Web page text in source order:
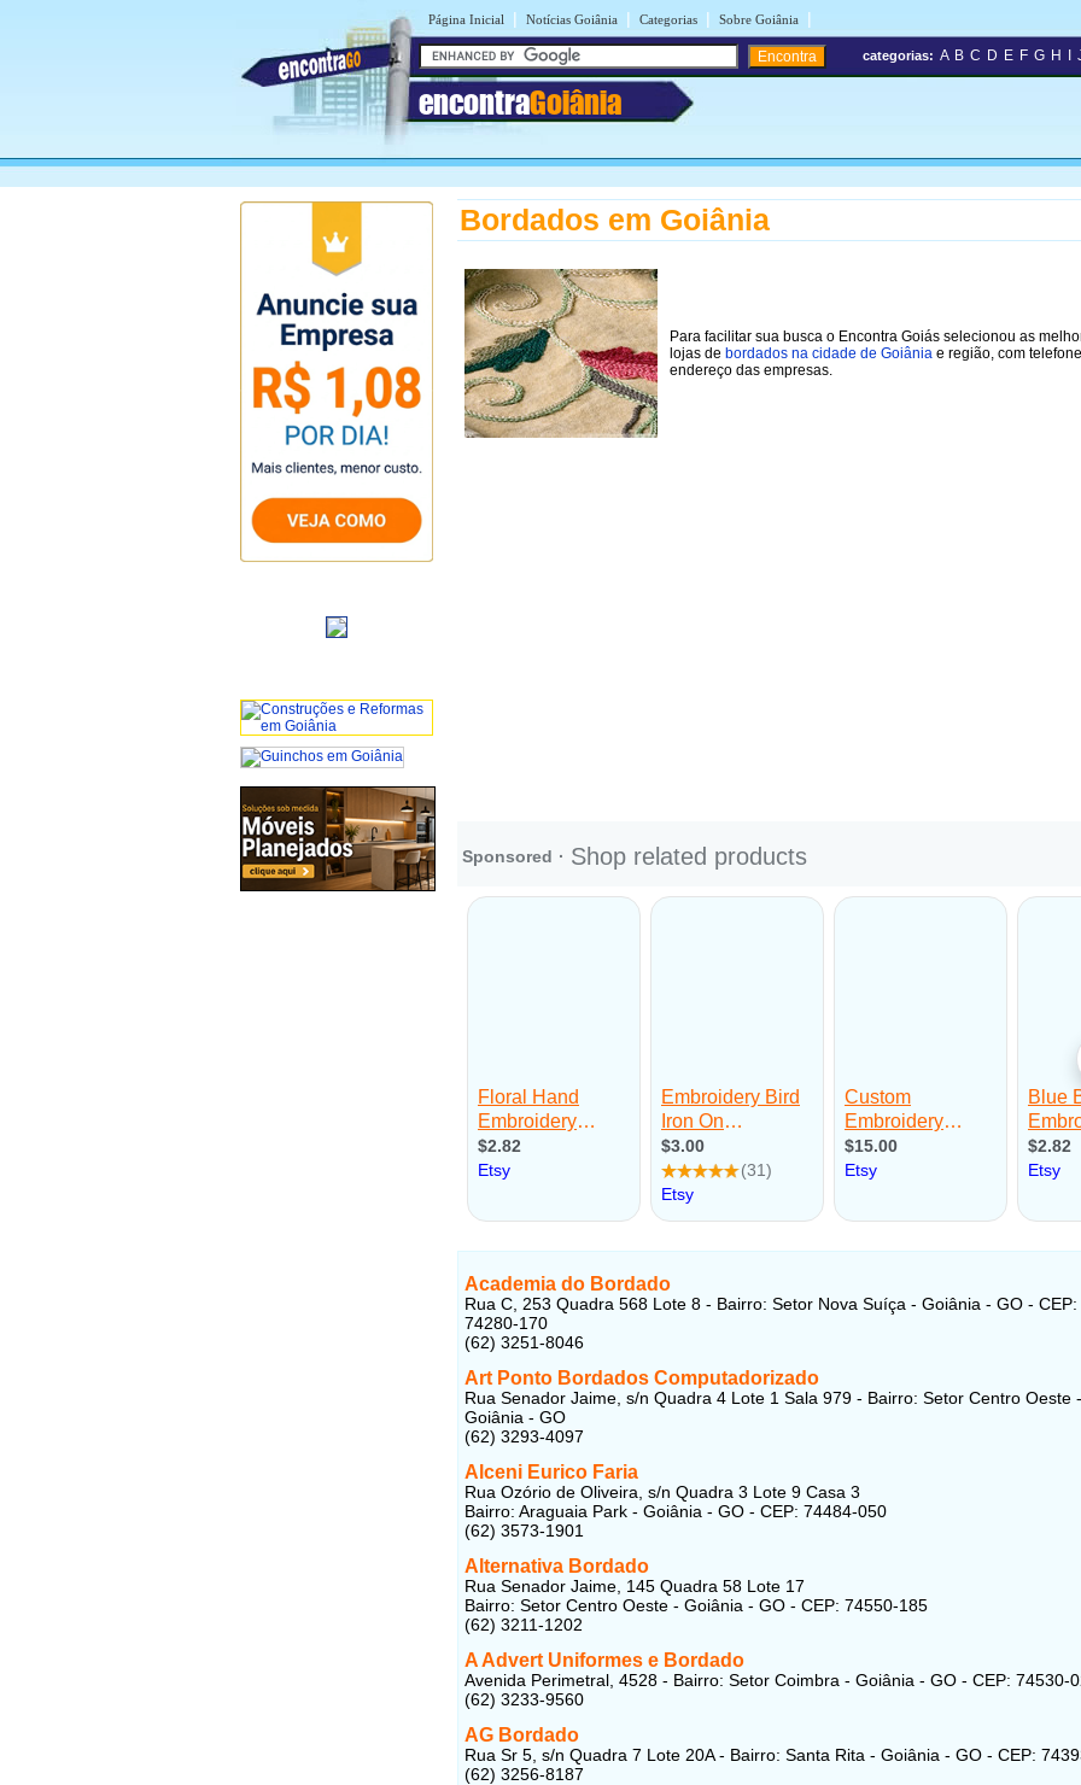
Página Inicial | Notícias Goiânia | Categorias | Sobre Goiânia |
encontraGoiânia
categorias: A B C D E F G H
Bordados em Goiânia
Para facilitar sua busca o Encontra Goiás selecionou as
lojas de bordados na cidade de Goiânia e região, com
endereço das empresas.
Academia do Bordado
Rua C, 253 Quadra 568 Lote 8 - Bairro: Setor Nova Suíça - Goiânia - GO - CEP:
74280-170
(62) 3251-8046
Art Ponto Bordados Computadorizado
Rua Senador Jaime, s/n Quadra 4 Lote 1 Sala 979 - Bairro: Setor Centro Oeste -
Goiânia - GO
(62) 3293-4097
Alceni Eurico Faria
Rua Ozório de Oliveira, s/n Quadra 3 Lote 9 Casa 3
Bairro: Araguaia Park - Goiânia - GO - CEP: 74484-050
(62) 3573-1901
Alternativa Bordado
Rua Senador Jaime, 145 Quadra 58 Lote 17
Bairro: Setor Centro Oeste - Goiânia - GO - CEP: 74550-185
(62) 3211-1202
A Advert Uniformes e Bordado
Avenida Perimetral, 4528 - Bairro: Setor Coimbra - Goiânia - GO - CEP: 74530-
(62) 3233-9560
AG Bordado
Rua Sr 5, s/n Quadra 7 Lote 20A - Bairro: Santa Rita - Goiânia - GO - CEP:
(62) 3256-8187